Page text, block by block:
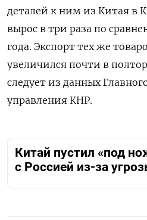
деталей к ним из Китая в
вырос в три раза по
года. Экспорт тех же
увеличился почти в
следует из данных
управления КНР.
Китай пустил «под
с Россией из-за